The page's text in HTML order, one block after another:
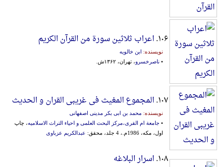
۱۰۶. اعراب ثلاثین سورة من القرآن الکریم
نویسنده: ابن خالویه
• ناصرخسرو، تهران، ۱۳۶۲ش.
۱۰۷. المجموع المغیث فی غریبی القران و الحدیث
نویسنده: محمد بن ابی بکر مدینی اصفهانی
• جامعة ام القری،مرکز البحث العلمی و احیاء التراث الاسلامیه، چاپ
اول، مکه، 1986م.، 4 جلد، محقق:
عبدالکریم عزباوی
۱۰۸. اسرار البلاغه